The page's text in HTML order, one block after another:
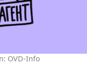
OVD-Info